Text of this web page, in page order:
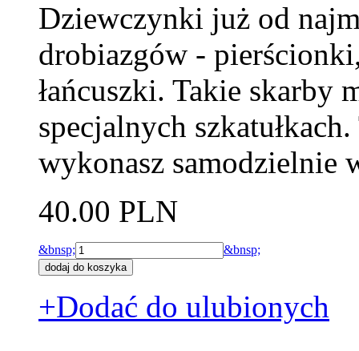
Dziewczynki już od
drobiazgów -
łańcuszki. Takie skarby
specjalnych
wykonasz samodzielnie
40.00 PLN
&bnsp; &bnsp;
+Dodać do ulubionych